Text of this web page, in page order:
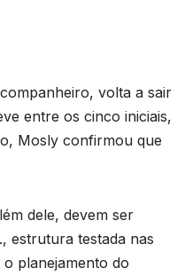
volta a sair
entre os cinco iniciais,
Mosly confirmou que
dele, devem ser
estrutura testada nas
planejamento do